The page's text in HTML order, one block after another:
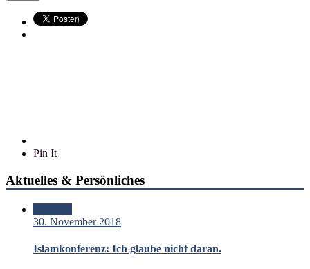
Pin It
Aktuelles & Persönliches
30. November 2018
Islamkonferenz: Ich glaube nicht daran.